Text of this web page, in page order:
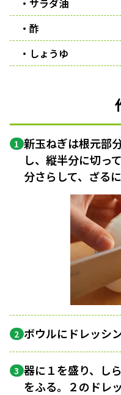
・サラダ油
・酢
・しょうゆ
1 新玉ねぎは根元部
し、縦半分に切っ
分さらして、ざる
2 ボウルにドレッシ
3 器に１を盛り、し
をふる。２のドレ